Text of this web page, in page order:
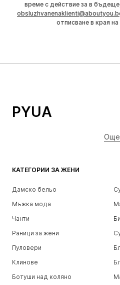
време с действие за в
отписване в края
КАТЕГОРИИ ЗА ЖЕНИ
Дамско бельо
Мъжка мода
Чанти
Раници за жени
Пуловери
Клинове
Ботуши над коляно
PYUA
Още